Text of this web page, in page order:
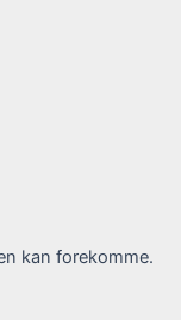
kan forekomme.